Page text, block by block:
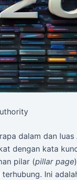
dalam dan luas
dengan kata
pilar (pillar page
Ini